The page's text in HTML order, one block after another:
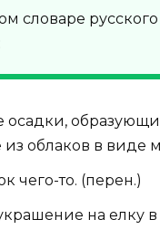
словаре
облаков в виде
чего-то. (перен.)
на елку